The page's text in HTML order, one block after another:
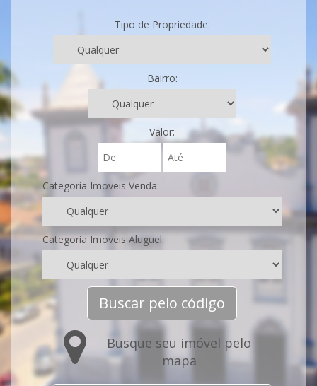
Tipo de Propriedade:
Bairro:
Valor:
Categoria Imoveis Venda:
Categoria Imoveis Aluguel:
Buscar pelo código
Busque seu imóvel pelo
mapa